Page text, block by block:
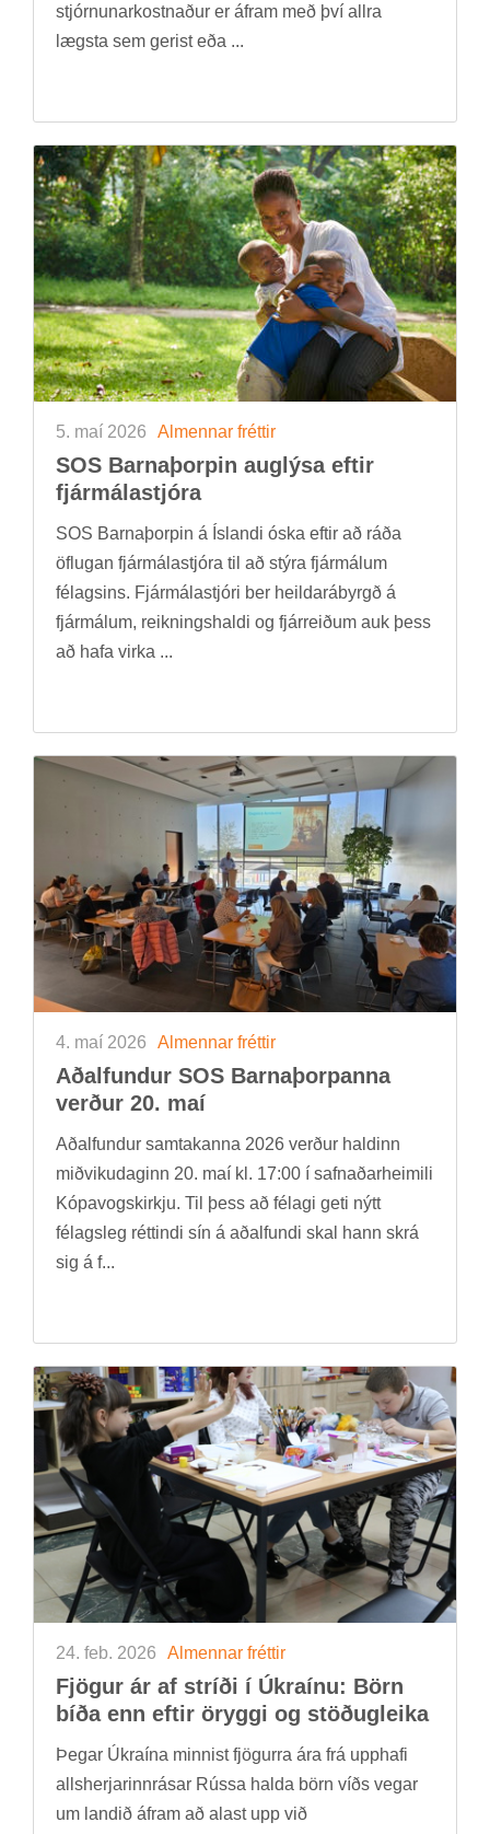
stjórn­un­ar­kostn­að­ur er áfram með því allra
lægsta sem ger­ist eða ...
5. maí 2026 Al­menn­ar frétt­ir
SOS Barna­þorp­in aug­lýsa eft­ir
fjár­mála­stjóra
SOS Barna­þorp­in á Ís­landi óska eft­ir að ráða
öfl­ug­an fjár­mála­stjóra til að stýra fjár­mál­um
fé­lags­ins. Fjár­mála­stjóri ber heild­arábyrgð á
fjár­mál­um, reikn­ings­haldi og fjár­reið­um auk þess
að hafa virka ...
4. maí 2026 Al­menn­ar frétt­ir
Að­al­fund­ur SOS Barna­þorp­anna
verð­ur 20. maí
Að­al­fund­ur sam­tak­anna 2026 verð­ur hald­inn
mið­viku­dag­inn 20. maí kl. 17:00 í safn­að­ar­heim­ili
Kópa­vogs­kirkju. Til þess að fé­lagi geti nýtt
fé­lags­leg rétt­indi sín á að­al­fundi skal hann skrá
sig á f...
24. feb. 2026 Al­menn­ar frétt­ir
Fjög­ur ár af stríði í Úkraínu: Börn
bíða enn eft­ir ör­yggi og stöð­ug­leika
Þeg­ar Úkraína minn­ist fjög­urra ára frá upp­hafi
alls­herj­ar­inn­rás­ar Rússa halda börn víðs veg­ar
um land­ið áfram að al­ast upp við